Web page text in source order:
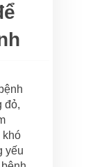
đỏ,
khó
yếu